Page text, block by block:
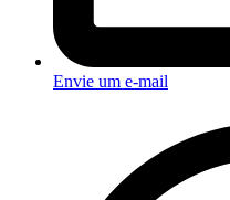
Envie um e-mail